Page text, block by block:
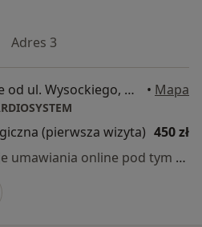
Adres 3
Palestyńska 8 wejście od ul. Wysockiego, Warszawa • Mapa
(pierwsza wizyta) 450 zł
Specjalista nie oferuje umawiania online pod tym adresem.